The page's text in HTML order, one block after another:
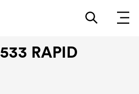
533 RAPID